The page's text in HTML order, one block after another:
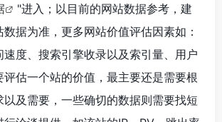
"进入；以目前的网站数据参考，建
据为准，更多网站价值评估因素如：
度、搜索引擎收录以及索引量、用户
估一个站的价值，最主要还是需要根
及需要，一些确切的数据则需要找短